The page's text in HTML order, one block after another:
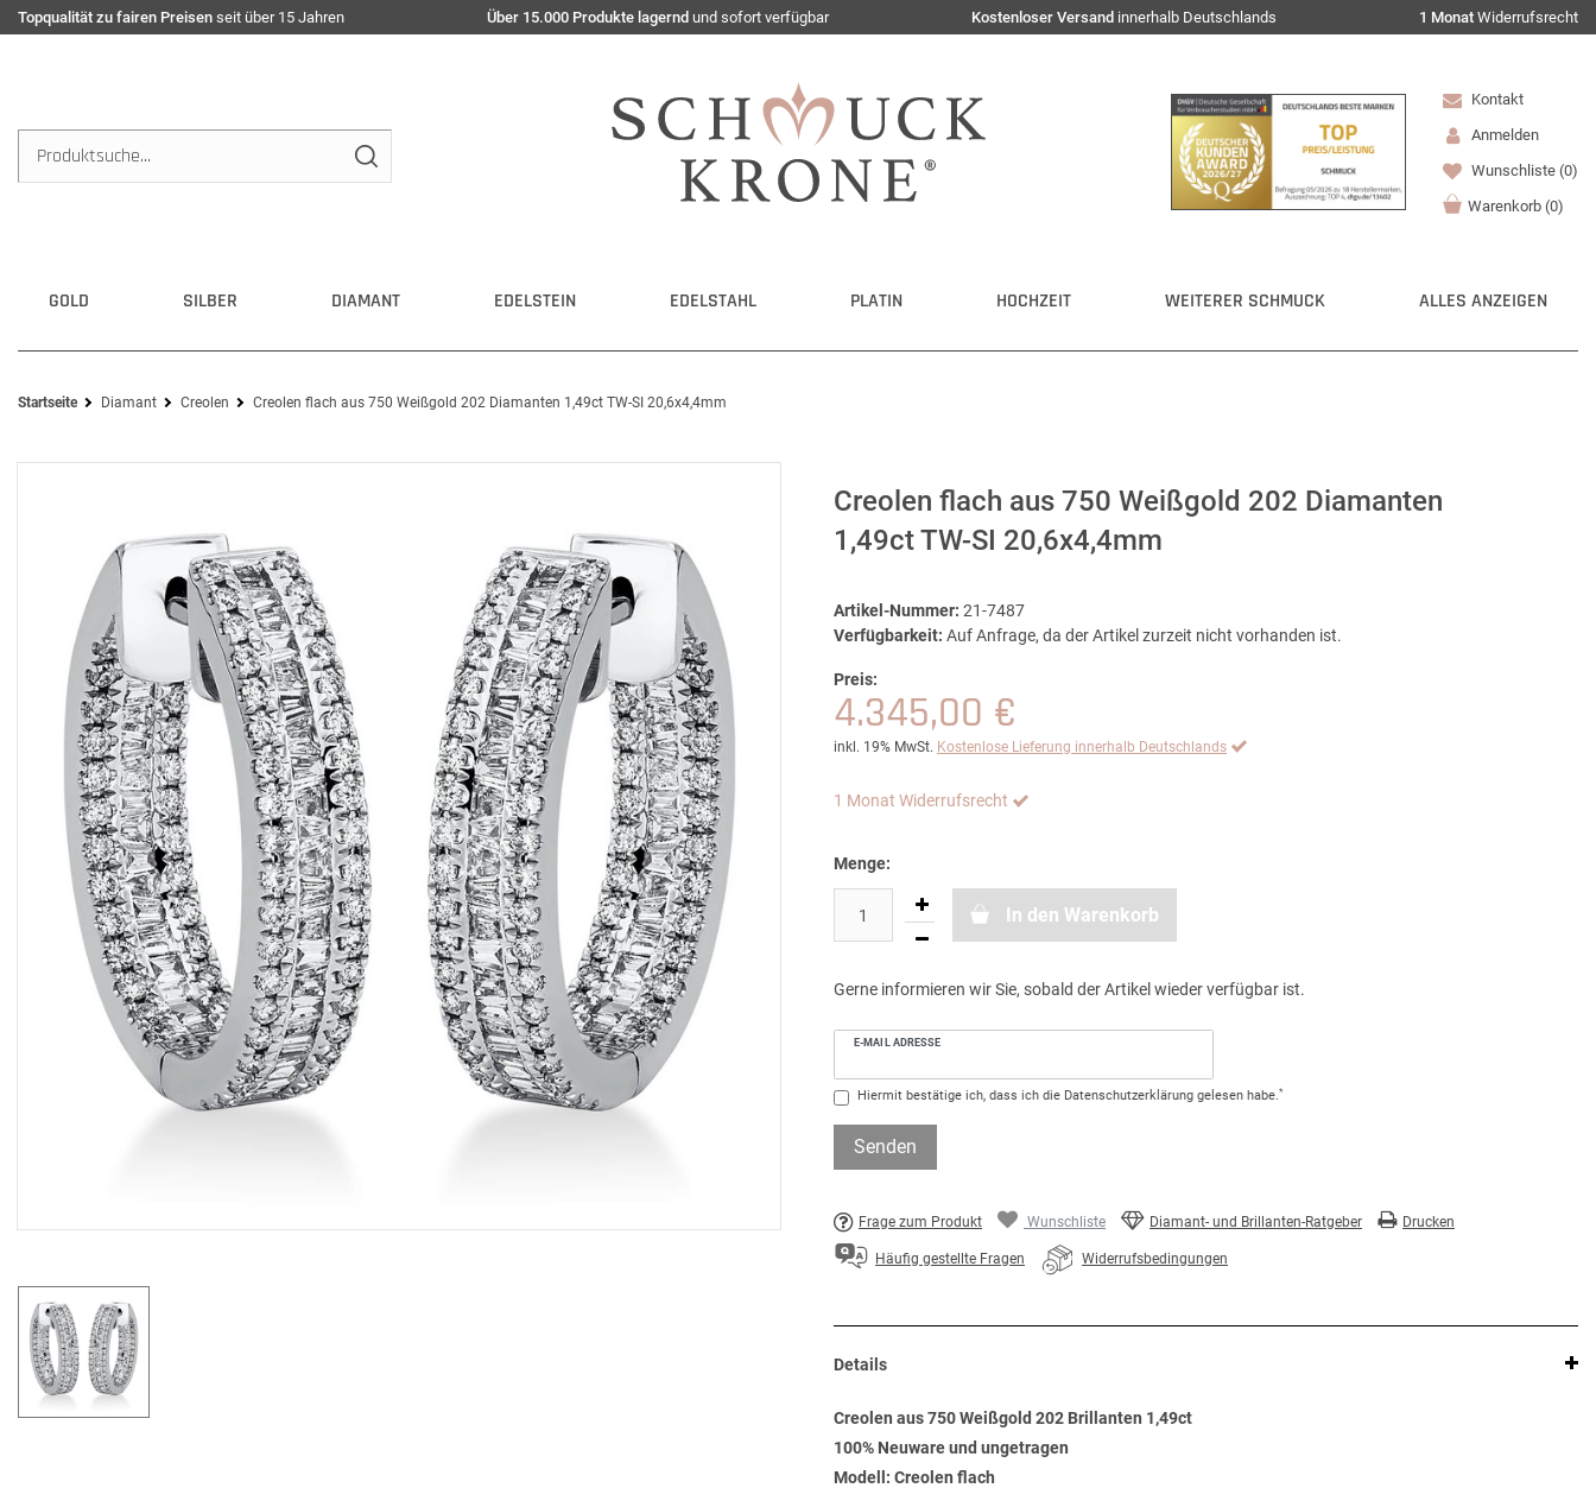
Topqualität zu fairen Preisen seit über 15 Jahren Über 15.000 Produkte lagernd und sofort verfügbar Kostenloser Versand innerhalb Deutschlands 1 Monat Widerrufsrecht
Kontakt
Anmelden
Wunschliste (0)
Warenkorb (0)
GOLD SILBER DIAMANT EDELSTEIN EDELSTAHL PLATIN HOCHZEIT WEITERER SCHMUCK ALLES ANZEIGEN
Startseite Diamant Creolen Creolen flach aus 750 Weißgold 202 Diamanten 1,49ct TW-SI 20,6x4,4mm
Creolen flach aus 750 Weißgold 202 Diamanten
1,49ct TW-SI 20,6x4,4mm
Artikel-Nummer: 21-7487
Verfügbarkeit: Auf Anfrage, da der Artikel zurzeit nicht vorhanden ist.
Preis:
4.345,00 €
inkl. 19% MwSt. Kostenlose Lieferung innerhalb Deutschlands
1 Monat Widerrufsrecht
Menge:
In den Warenkorb
Gerne informieren wir Sie, sobald der Artikel wieder verfügbar ist.
E-MAIL ADRESSE
Hiermit bestätige ich, dass ich die Daten­schutz­erklärung gelesen habe.*
Senden
Frage zum Produkt Wunschliste Diamant- und Brillanten-Ratgeber Drucken
Häufig gestellte Fragen Widerrufsbedingungen
Details
Creolen aus 750 Weißgold 202 Brillanten 1,49ct
100% Neuware und ungetragen
Modell: Creolen flach